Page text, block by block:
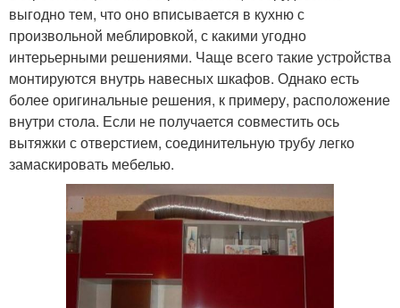
выгодно тем, что оно вписывается в кухню с
произвольной меблировкой, с какими угодно
интерьерными решениями. Чаще всего такие устройства
монтируются внутрь навесных шкафов. Однако есть
более оригинальные решения, к примеру, расположение
внутри стола. Если не получается совместить ось
вытяжки с отверстием, соединительную трубу легко
замаскировать мебелью.